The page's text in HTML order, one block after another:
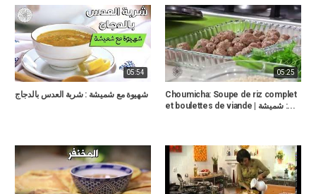
05:54
شهيوة مع شميشة : شربة العدس بالدجاج
05:25
Choumicha: Soupe de riz complet
et boulettes de viande | شميشة :...